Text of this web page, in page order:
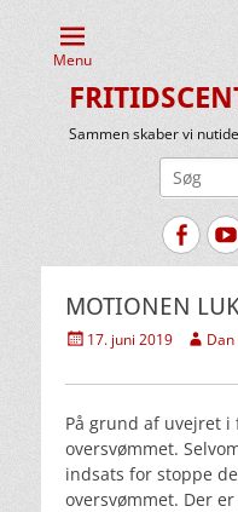
Menu
Sammen skaber vi
MOTIONEN
Udgivet17. juni 2019 Dan
På grund af uvejret i
oversvømmet.
indsats for stoppe
oversvømmet. Der